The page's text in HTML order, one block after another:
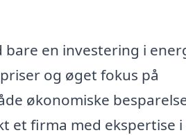
bare en investering i
og øget fokus på
økonomiske
et firma med ekspertise i